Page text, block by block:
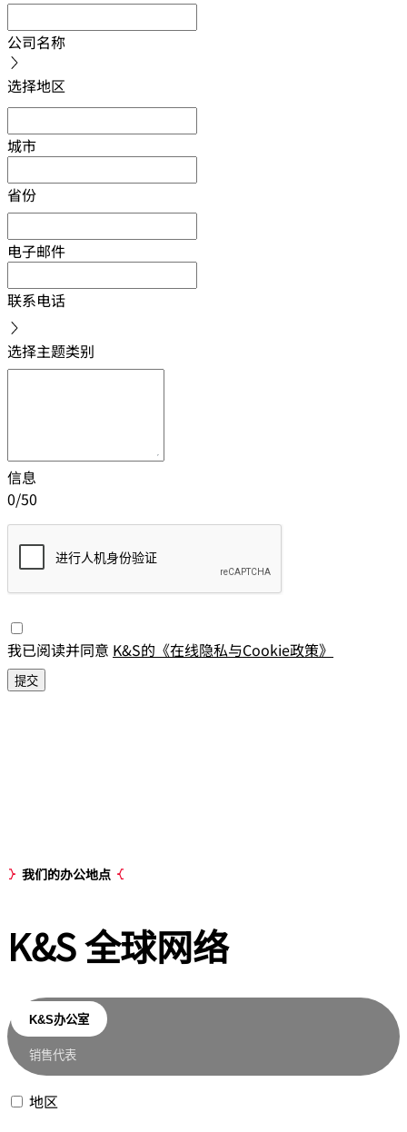
公司名称
选择地区
城市
省份
电子邮件
联系电话
选择主题类别
信息
0/50
我已阅读并同意 K&S的《在线隐私与Cookie政策》
我们的办公地点
K&S 全球网络
K&S办公室
销售代表
地区